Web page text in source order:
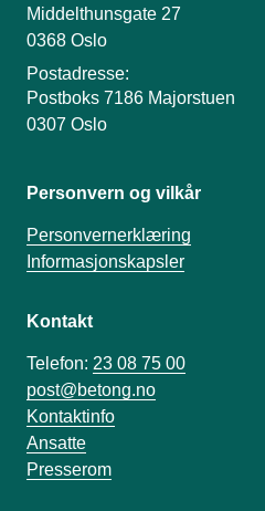
Middelthunsgate 27
0368 Oslo
Postadresse:
Postboks 7186 Majorstuen
0307 Oslo
Personvern og vilkår
Personvernerklæring
Informasjonskapsler
Kontakt
Telefon: 23 08 75 00
post@betong.no
Kontaktinfo
Ansatte
Presserom